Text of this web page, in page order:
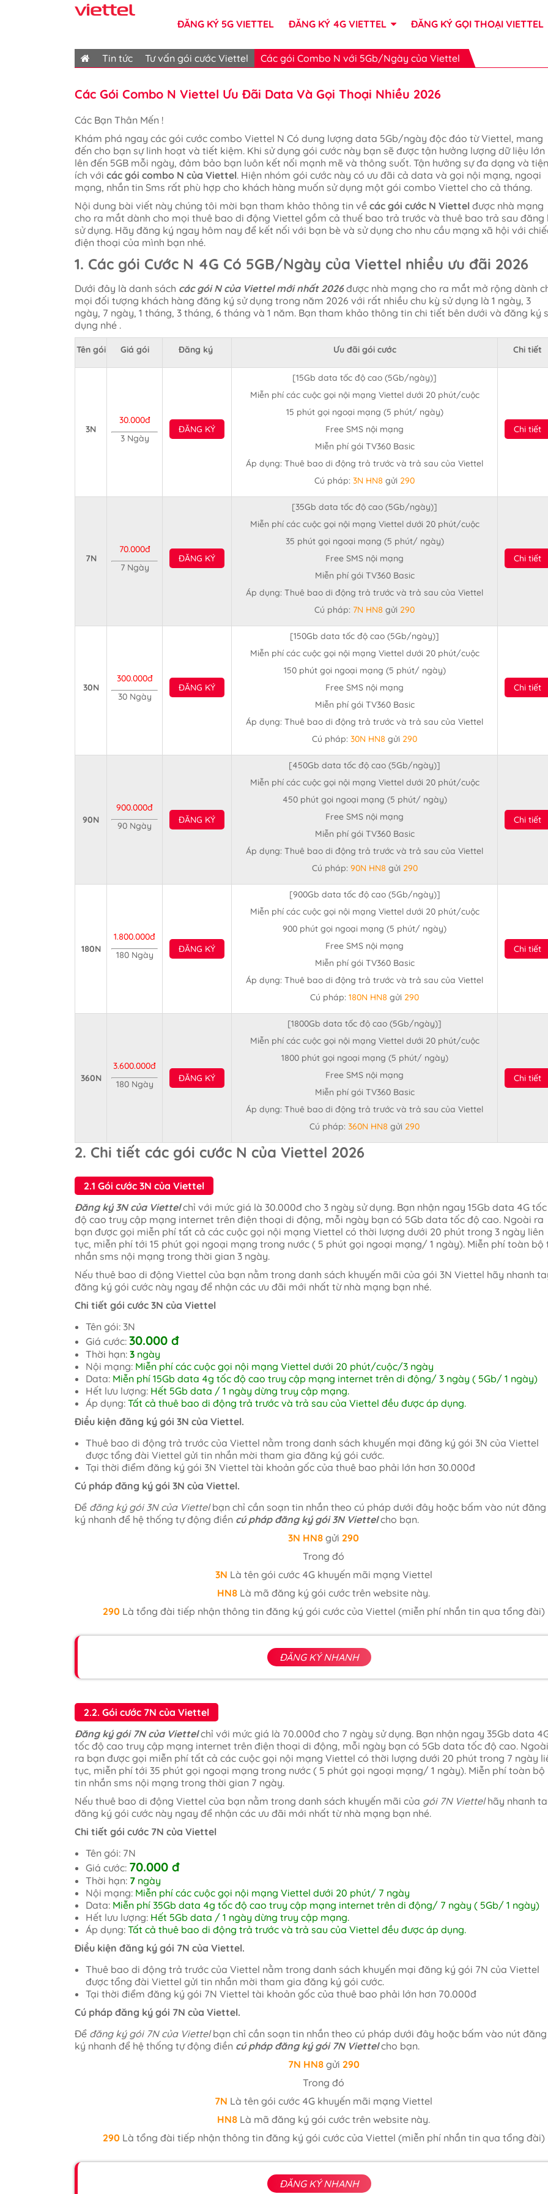
ĐĂNG KÝ 5G VIETTEL ĐĂNG KÝ 4G VIETTEL ĐĂNG KÝ GỌI THOẠI VIETTEL
Tin tức Tư vấn gói cước Viettel Các gói Combo N với 5Gb/Ngày của Viettel
Các Gói Combo N Viettel Ưu Đãi Data Và Gọi Thoại Nhiều 2026
Các Bạn Thân Mến !
Khám phá ngay các gói cước combo Viettel N Có dung lượng data 5Gb/ngày độc đáo từ Viettel, mang
đến cho bạn sự linh hoạt và tiết kiệm. Khi sử dụng gói cước này bạn sẽ được tận hưởng lượng dữ liệu lớn
lên đến 5GB mỗi ngày, đảm bảo bạn luôn kết nối mạnh mẽ và thông suốt. Tận hưởng sự đa dạng và tiện
ích với các gói combo N của Viettel. Hiện nhóm gói cước này có ưu đãi cả data và gọi nội mạng, ngoại
mạng, nhắn tin Sms rất phù hợp cho khách hàng muốn sử dụng một gói combo Viettel cho cả tháng.
Nội dung bài viết này chúng tôi mời bạn tham khảo thông tin về các gói cước N Viettel được nhà mạng
cho ra mắt dành cho mọi thuê bao di động Viettel gồm cả thuế bao trả trước và thuê bao trả sau đăng
sử dụng. Hãy đăng ký ngay hôm nay để kết nối với bạn bè và sử dụng cho nhu cầu mạng xã hội với
điện thoại của mình bạn nhé.
1. Các gói Cước N 4G Có 5GB/Ngày của Viettel nhiều ưu đãi 2026
Dưới đây là danh sách các gói N của Viettel mới nhất 2026được nhà mạng cho ra mắt mở rộng dành
mọi đối tượng khách hàng đăng ký sử dụng trong năm 2026 với rất nhiều chu kỳ sử dụng là 1 ngày, 3
ngày, 7 ngày, 1 tháng, 3 tháng, 6 tháng và 1 năm. Bạn tham khảo thông tin chi tiết bên dưới và đăng ký
dụng nhé .
Tên gói Giá gói Đăng ký Ưu đãi gói cước Chi tiết
3N
30.000đ
3 Ngày
ĐĂNG KÝ
[15Gb data tốc độ cao (5Gb/ngày)]
Miễn phí các cuộc gọi nội mạng Viettel dưới 20 phút/cuộc
15 phút gọi ngoại mạng (5 phút/ ngày)
Free SMS nội mạng
Miễn phí gói TV360 Basic
Áp dụng: Thuê bao di động trả trước và trả sau của Viettel
Cú pháp: 3N HN8 gửi 290
Chi tiết
7N
70.000đ
7 Ngày
ĐĂNG KÝ
[35Gb data tốc độ cao (5Gb/ngày)]
Miễn phí các cuộc gọi nội mạng Viettel dưới 20 phút/cuộc
35 phút gọi ngoại mạng (5 phút/ ngày)
Free SMS nội mạng
Miễn phí gói TV360 Basic
Áp dụng: Thuê bao di động trả trước và trả sau của Viettel
Cú pháp: 7N HN8 gửi 290
Chi tiết
30N
300.000đ
30 Ngày
ĐĂNG KÝ
[150Gb data tốc độ cao (5Gb/ngày)]
Miễn phí các cuộc gọi nội mạng Viettel dưới 20 phút/cuộc
150 phút gọi ngoại mạng (5 phút/ ngày)
Free SMS nội mạng
Miễn phí gói TV360 Basic
Áp dụng: Thuê bao di động trả trước và trả sau của Viettel
Cú pháp: 30N HN8 gửi 290
Chi tiết
90N
900.000đ
90 Ngày
ĐĂNG KÝ
[450Gb data tốc độ cao (5Gb/ngày)]
Miễn phí các cuộc gọi nội mạng Viettel dưới 20 phút/cuộc
450 phút gọi ngoại mạng (5 phút/ ngày)
Free SMS nội mạng
Miễn phí gói TV360 Basic
Áp dụng: Thuê bao di động trả trước và trả sau của Viettel
Cú pháp: 90N HN8 gửi 290
Chi tiết
180N
1.800.000đ
180 Ngày
ĐĂNG KÝ
[900Gb data tốc độ cao (5Gb/ngày)]
Miễn phí các cuộc gọi nội mạng Viettel dưới 20 phút/cuộc
900 phút gọi ngoại mạng (5 phút/ ngày)
Free SMS nội mạng
Miễn phí gói TV360 Basic
Áp dụng: Thuê bao di động trả trước và trả sau của Viettel
Cú pháp: 180N HN8 gửi 290
Chi tiết
360N
3.600.000đ
180 Ngày
ĐĂNG KÝ
[1800Gb data tốc độ cao (5Gb/ngày)]
Miễn phí các cuộc gọi nội mạng Viettel dưới 20 phút/cuộc
1800 phút gọi ngoại mạng (5 phút/ ngày)
Free SMS nội mạng
Miễn phí gói TV360 Basic
Áp dụng: Thuê bao di động trả trước và trả sau của Viettel
Cú pháp: 360N HN8 gửi 290
Chi tiết
2. Chi tiết các gói cước N của Viettel 2026
2.1 Gói cước 3N của Viettel
Đăng ký 3N của Viettelchỉ với mức giá là 30.000đ cho 3 ngày sử dụng. Bạn nhận ngay 15Gb data 4G tốc
độ cao truy cập mạng internet trên điện thoại di động, mỗi ngày bạn có 5Gb data tốc độ cao. Ngoài ra
bạn được gọi miễn phí tất cả các cuộc gọi nội mạng Viettel có thời lượng dưới 20 phút trong 3 ngày liên
tục, miễn phí tới 15 phút gọi ngoại mạng trong nước ( 5 phút gọi ngoại mạng/ 1 ngày). Miễn phí toàn bộ
nhắn sms nội mạng trong thời gian 3 ngày.
Nếu thuê bao di động Viettel của bạn nằm trong danh sách khuyến mãi của gói 3N Viettel hãy nhanh
đăng ký gói cước này ngay để nhận các ưu đãi mới nhất từ nhà mạng bạn nhé.
Chi tiết gói cước 3N của Viettel
Tên gói: 3N
Giá cước: 30.000 đ
Thời hạn: 3 ngày
Nội mạng: Miễn phí các cuộc gọi nội mạng Viettel dưới 20 phút/cuộc/3 ngày
Data: Miễn phí 15Gb data 4g tốc độ cao truy cập mạng internet trên di động/ 3 ngày ( 5Gb/ 1 ngày)
Hết lưu lượng: Hết 5Gb data / 1 ngày dừng truy cập mạng.
Áp dụng: Tất cả thuê bao di động trả trước và trả sau của Viettel đều được áp dụng.
Điều kiện đăng ký gói 3N của Viettel.
Thuê bao di động trả trước của Viettel nằm trong danh sách khuyến mại đăng ký gói 3N của Viettel
được tổng đài Viettel gửi tin nhắn mời tham gia đăng ký gói cước.
Tại thời điểm đăng ký gói 3N Viettel tài khoản gốc của thuê bao phải lớn hơn 30.000đ
Cú pháp đăng ký gói 3N của Viettel.
Để đăng ký gói 3N của Viettelbạn chỉ cần soạn tin nhắn theo cú pháp dưới đây hoặc bấm vào nút đăng
ký nhanh để hệ thống tự động điền cú pháp đăng ký gói 3N Viettelcho bạn.
3N HN8 gửi 290
Trong đó
3N Là tên gói cước 4G khuyến mãi mạng Viettel
HN8 Là mã đăng ký gói cước trên website này.
290Là tổng đài tiếp nhận thông tin đăng ký gói cước của Viettel (miễn phí nhắn tin qua tổng đài)
ĐĂNG KÝ NHANH
2.2. Gói cước 7N của Viettel
Đăng ký gói 7N của Viettelchỉ với mức giá là 70.000đ cho 7 ngày sử dụng. Bạn nhận ngay 35Gb data
tốc độ cao truy cập mạng internet trên điện thoại di động, mỗi ngày bạn có 5Gb data tốc độ cao. Ngoài
ra bạn được gọi miễn phí tất cả các cuộc gọi nội mạng Viettel có thời lượng dưới 20 phút trong 7 ngày
tục, miễn phí tới 35 phút gọi ngoại mạng trong nước ( 5 phút gọi ngoại mạng/ 1 ngày). Miễn phí toàn bộ
tin nhắn sms nội mạng trong thời gian 7 ngày.
Nếu thuê bao di động Viettel của bạn nằm trong danh sách khuyến mãi của gói 7N Viettelhãy nhanh
đăng ký gói cước này ngay để nhận các ưu đãi mới nhất từ nhà mạng bạn nhé.
Chi tiết gói cước 7N của Viettel
Tên gói: 7N
Giá cước: 70.000 đ
Thời hạn: 7 ngày
Nội mạng: Miễn phí các cuộc gọi nội mạng Viettel dưới 20 phút/ 7 ngày
Data: Miễn phí 35Gb data 4g tốc độ cao truy cập mạng internet trên di động/ 7 ngày ( 5Gb/ 1 ngày)
Hết lưu lượng: Hết 5Gb data / 1 ngày dừng truy cập mạng.
Áp dụng: Tất cả thuê bao di động trả trước và trả sau của Viettel đều được áp dụng.
Điều kiện đăng ký gói 7N của Viettel.
Thuê bao di động trả trước của Viettel nằm trong danh sách khuyến mại đăng ký gói 7N của Viettel
được tổng đài Viettel gửi tin nhắn mời tham gia đăng ký gói cước.
Tại thời điểm đăng ký gói 7N Viettel tài khoản gốc của thuê bao phải lớn hơn 70.000đ
Cú pháp đăng ký gói 7N của Viettel.
Để đăng ký gói 7N của Viettelbạn chỉ cần soạn tin nhắn theo cú pháp dưới đây hoặc bấm vào nút đăng
ký nhanh để hệ thống tự động điền cú pháp đăng ký gói 7N Viettelcho bạn.
7N HN8gửi 290
Trong đó
7N Là tên gói cước 4G khuyến mãi mạng Viettel
HN8 Là mã đăng ký gói cước trên website này.
290Là tổng đài tiếp nhận thông tin đăng ký gói cước của Viettel (miễn phí nhắn tin qua tổng đài)
ĐĂNG KÝ NHANH